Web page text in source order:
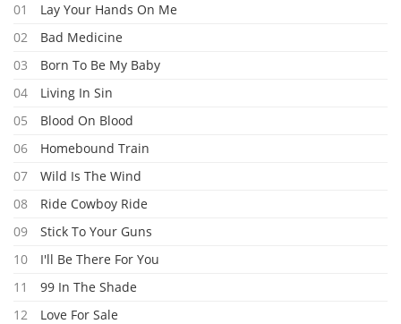
01
Lay Your Hands On Me
02
Bad Medicine
03
Born To Be My Baby
04
Living In Sin
05
Blood On Blood
06
Homebound Train
07
Wild Is The Wind
08
Ride Cowboy Ride
09
Stick To Your Guns
10
I'll Be There For You
11
99 In The Shade
12
Love For Sale